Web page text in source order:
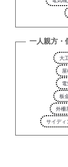
一人親方・
大
板
外柵
サイディ